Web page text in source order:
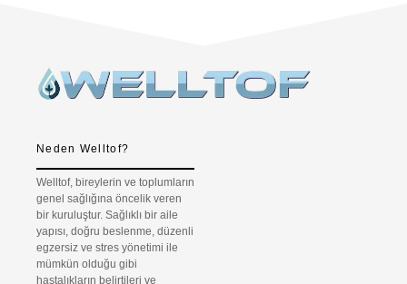
Neden Welltof?
Welltof, bireylerin ve toplumların
genel sağlığına öncelik veren
bir kuruluştur. Sağlıklı bir aile
yapısı, doğru beslenme, düzenli
egzersiz ve stres yönetimi ile
mümkün olduğu gibi
hastalıkların belirtileri ve